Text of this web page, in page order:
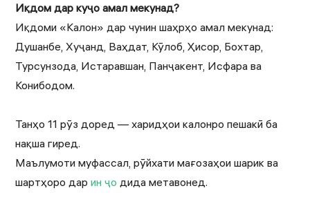
Иқдом дар куҷо амал мекунад?
Иқдоми «Калон» дар чунин шаҳрҳо амал мекунад:
Душанбе, Хуҷанд, Ваҳдат, Кӯлоб, Ҳисор, Бохтар,
Турсунзода, Истаравшан, Панҷакент, Исфара ва
Конибодом.
Танҳо 11 рӯз доред — харидҳои калонро пешакӣ ба
нақша гиред.
Маълумоти муфассал, рӯйхати мағозаҳои шарик ва
шартҳоро дар ин ҷо дида метавонед.